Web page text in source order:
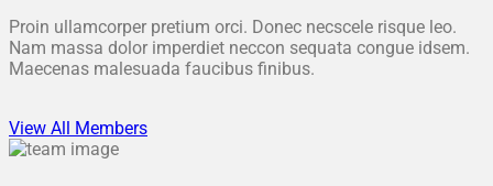
Proin ullamcorper pretium orci. Donec necscele risque leo.
Nam massa dolor imperdiet neccon sequata congue idsem.
Maecenas malesuada faucibus finibus.
View All Members